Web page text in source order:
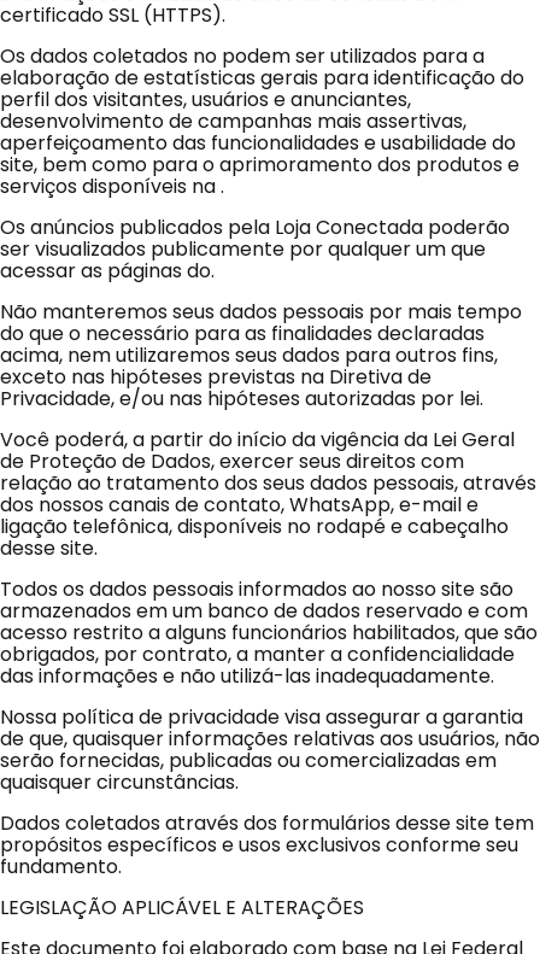
certificado SSL (HTTPS).
Os dados coletados no podem ser utilizados para a
elaboração de estatísticas gerais para identificação do
perfil dos visitantes, usuários e anunciantes,
desenvolvimento de campanhas mais assertivas,
aperfeiçoamento das funcionalidades e usabilidade do
site, bem como para o aprimoramento dos produtos e
serviços disponíveis na.
Os anúncios publicados pela Loja Conectada poderão
ser visualizados publicamente por qualquer um que
acessar as páginas do.
Não manteremos seus dados pessoais por mais tempo
do que o necessário para as finalidades declaradas
acima, nem utilizaremos seus dados para outros fins,
exceto nas hipóteses previstas na Diretiva de
Privacidade, e/ou nas hipóteses autorizadas por lei.
Você poderá, a partir do início da vigência da Lei Geral
de Proteção de Dados, exercer seus direitos com
relação ao tratamento dos seus dados pessoais, através
dos nossos canais de contato, WhatsApp, e-mail e
ligação telefônica, disponíveis no rodapé e cabeçalho
desse site.
Todos os dados pessoais informados ao nosso site são
armazenados em um banco de dados reservado e com
acesso restrito a alguns funcionários habilitados, que são
obrigados, por contrato, a manter a confidencialidade
das informações e não utilizá-las inadequadamente.
Nossa política de privacidade visa assegurar a garantia
de que, quaisquer informações relativas aos usuários, não
serão fornecidas, publicadas ou comercializadas em
quaisquer circunstâncias.
Dados coletados através dos formulários desse site tem
propósitos específicos e usos exclusivos conforme seu
fundamento.
LEGISLAÇÃO APLICÁVEL E ALTERAÇÕES